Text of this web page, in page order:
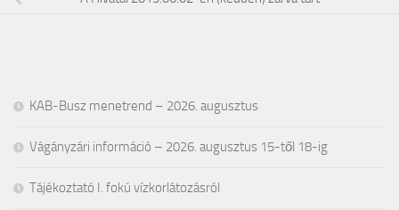
KAB-Busz menetrend – 2026. augusztus
Vágányzári információ – 2026. augusztus 15-től 18-ig
Tájékoztató I. fokú vízkorlátozásról